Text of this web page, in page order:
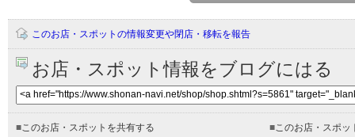
このお店・スポットの情報変更や閉店・移転を報告
お店・スポット情報をブログにはる
■ このお店・スポットを共有する ■ このお店・スポ